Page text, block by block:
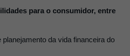
para o consumidor, entre
da vida financeira do